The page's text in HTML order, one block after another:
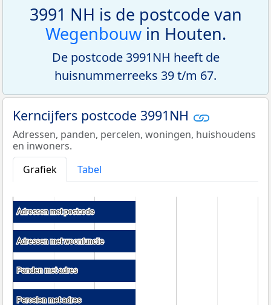
3991 NH is de postcode van
Wegenbouwin Houten.
De postcode 3991NH heeft de
huisnummerreeks 39 t/m 67.
Kerncijfers postcode 3991NH
Adressen, panden, percelen, woningen, huishoudens
en inwoners.
Grafiek
Tabel
Adressen met postcode
Adressen met postcode
Adressen met woonfunctie
Adressen met woonfunctie
Panden met adres
Panden met adres
Percelen met adres
Percelen met adres